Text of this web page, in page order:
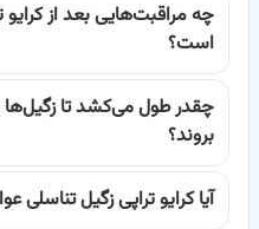
خدمات تخصصی را آسان‌تر کند.
بهترین متخصصین کرایو تراپی
انتخاب یک پزشک ماهر و باتجربه
نقش حیاتی در موفقیت درمان و
پلتفرم باسینا با دقت بالا،
چه مراقبت‌هایی بعد از کرایو
است؟
چقدر طول می‌کشد تا زگیل‌ها
بروند؟
آیا کرایو تراپی زگیل تناسلی